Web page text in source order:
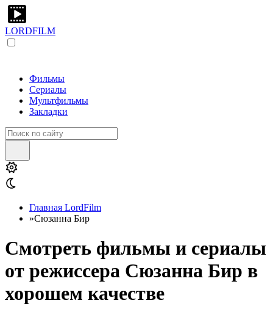
LORDFILM
Фильмы
Сериалы
Мультфильмы
Закладки
Главная LordFilm
»Сюзанна Бир
Смотреть фильмы и сериалы
от режиссера Сюзанна Бир в
хорошем качестве